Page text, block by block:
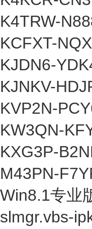
K4TRW-
KCFXT-
KJDN6-
KJNKV-
KVP2N-
KW3QN-
KXG3P-
M43PN-
Win8.1专业
slmgr.vbs-